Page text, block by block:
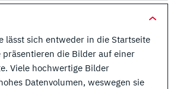
lässt sich entweder in die Startseite
präsentieren die Bilder auf einer
Viele hochwertige Bilder
Datenvolumen, weswegen sie